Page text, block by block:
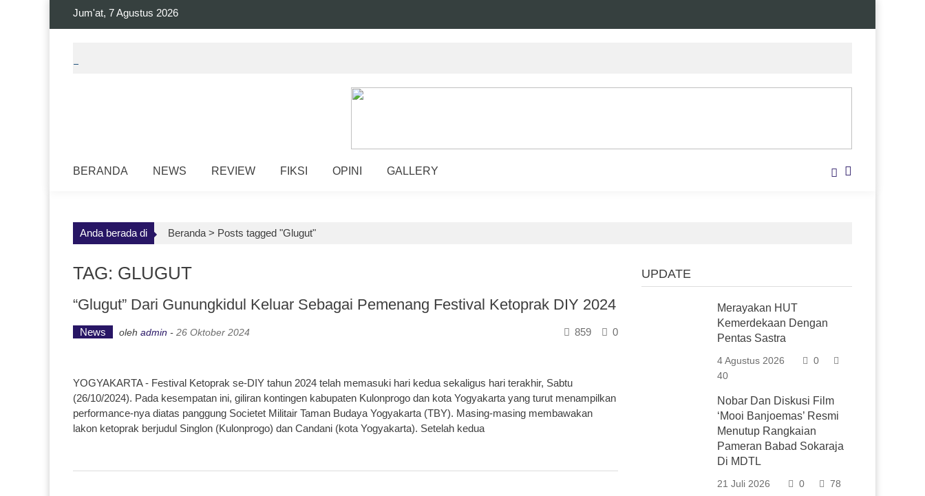
Jum'at, 7 Agustus 2026
BERANDA NEWS REVIEW FIKSI OPINI GALLERY
Anda berada di Beranda > Posts tagged "Glugut"
TAG: GLUGUT
“Glugut” Dari Gunungkidul Keluar Sebagai Pemenang Festival Ketoprak DIY 2024
News oleh admin - 26 Oktober 2024 0
859
YOGYAKARTA - Festival Ketoprak se-DIY tahun 2024 telah memasuki hari kedua sekaligus hari terakhir, Sabtu
(26/10/2024). Pada kesempatan ini, giliran kontingen kabupaten Kulonprogo dan kota Yogyakarta yang turut menampilkan
performance-nya diatas panggung Societet Militair Taman Budaya Yogyakarta (TBY). Masing-masing membawakan
lakon ketoprak berjudul Singlon (Kulonprogo) dan Candani (kota Yogyakarta). Setelah kedua
UPDATE
Merayakan HUT
Kemerdekaan Dengan
Pentas Sastra
4 Agustus 2026
0
40
Nobar Dan Diskusi Film
‘Mooi Banjoemas’ Resmi
Menutup Rangkaian
Pameran Babad Sokaraja
Di MDTL
21 Juli 2026 0 78